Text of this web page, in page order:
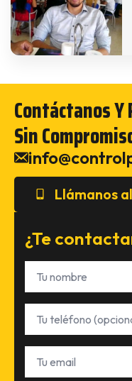
Contáctanos
Sin
Llámanos
¿Te
Nombre
Teléfono
Email